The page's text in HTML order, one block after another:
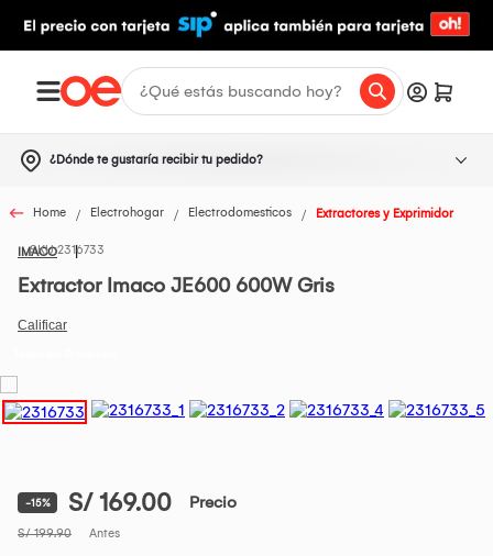
¿Dónde te gustaría recibir tu pedido?
Home Electrohogar Electrodomesticos Extractores y Exprimidor
IMACO2316733
Extractor Imaco JE600 600W Gris
-15% S/ 169.00 Precio
S/ 199.90 Antes